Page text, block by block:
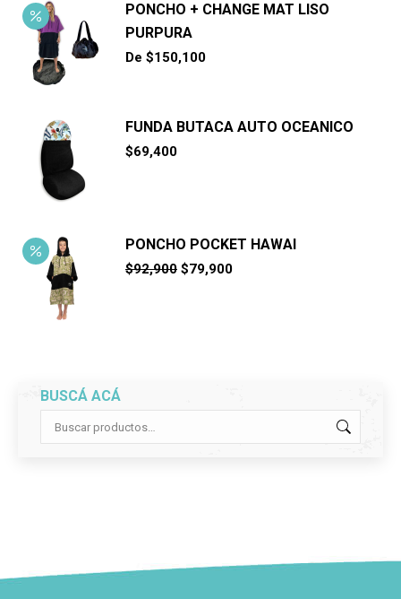
PONCHO + CHANGE MAT LISO
PURPURA
De $150,100
FUNDA BUTACA AUTO OCEANICO
$69,400
PONCHO POCKET HAWAI
$92,900 El
$79,900El
BUSCÁ ACÁ